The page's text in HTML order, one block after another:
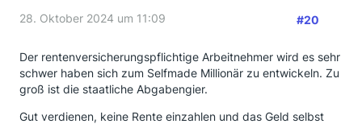
28. Oktober 2024 um 11:09 #20
Der rentenversicherungspflichtige Arbeitnehmer wird es sehr
schwer haben sich zum Selfmade Millionär zu entwickeln. Zu
groß ist die staatliche Abgabengier.
Gut verdienen, keine Rente einzahlen und das Geld selbst